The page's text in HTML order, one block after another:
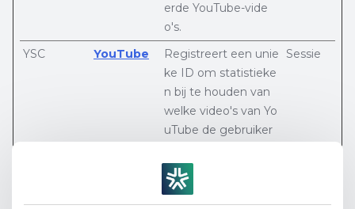
erde YouTube-vide
o's.
YSC YouTube
Registreert een unie
ke ID om statistieke
n bij te houden van
welke video's van Yo
uTube de gebruiker
Sessie
Noodzakelijk voor de
implementatie en fu